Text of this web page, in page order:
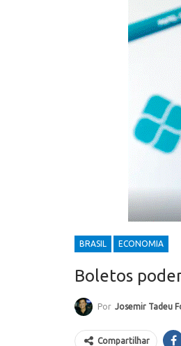
BRASIL ECONOMIA
Boletos
Por Josemir Tadeu
Compartilhar